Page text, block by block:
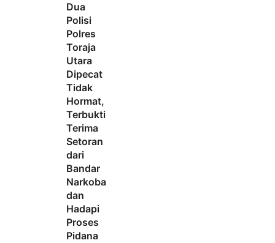
Dua
Polisi
Polres
Toraja
Utara
Dipecat
Tidak
Hormat,
Terbukti
Terima
Setoran
dari
Bandar
Narkoba
dan
Hadapi
Proses
Pidana